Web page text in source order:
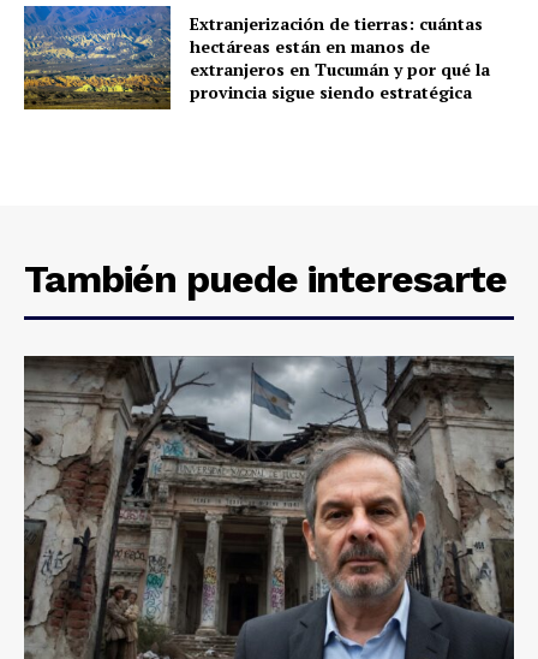
Extranjerización de tierras: cuántas
hectáreas están en manos de
extranjeros en Tucumán y por qué la
provincia sigue siendo estratégica
También puede interesarte